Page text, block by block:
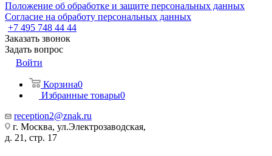
Положение об обработке и защите персональных данных
Согласие на обработу персональных данных
+7 495 748 44 44
Заказать звонок
Задать вопрос
Войти
Корзина0
Избранные товары0
reception2@znak.ru
г. Москва, ул.Электрозаводская,
д. 21, стр. 17